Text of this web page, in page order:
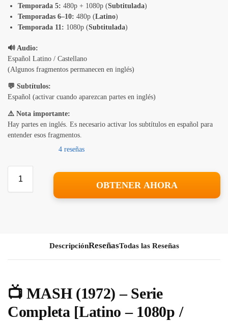
Temporada 5: 480p + 1080p (Subtitulada)
Temporadas 6–10: 480p (Latino)
Temporada 11: 1080p (Subtitulada)
🔊 Audio:
Español Latino / Castellano
(Algunos fragmentos permanecen en inglés)
💬 Subtítulos:
Español (activar cuando aparezcan partes en inglés)
⚠️ Nota importante:
Hay partes en inglés. Es necesario activar los subtítulos en español para
entender esos fragmentos.
4 reseñas
OBTENER AHORA
Descripción Todas las Reseñas
📺MASH (1972) – Serie
Completa [Latino – 1080p /